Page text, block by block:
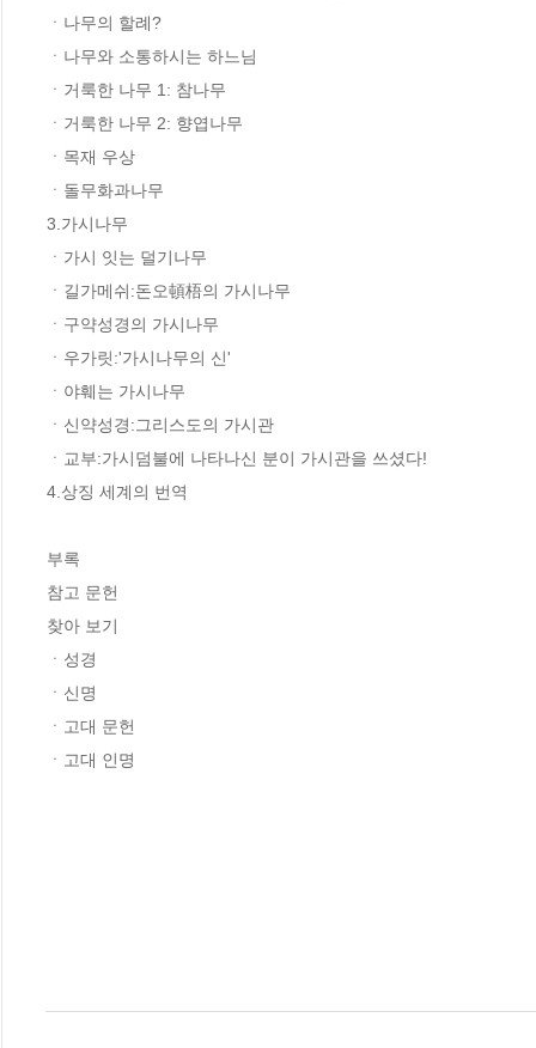
ㆍ나무의 할례?
ㆍ나무와 소통하시는 하느님
ㆍ거룩한 나무 1: 참나무
ㆍ거룩한 나무 2: 향엽나무
ㆍ목재 우상
ㆍ돌무화과나무
3.가시나무
ㆍ가시 잇는 덜기나무
ㆍ길가메쉬:돈오頓梧의 가시나무
ㆍ구약성경의 가시나무
ㆍ우가릿:'가시나무의 신'
ㆍ야훼는 가시나무
ㆍ신약성경:그리스도의 가시관
ㆍ교부:가시덤불에 나타나신 분이 가시관을 쓰셨다!
4.상징 세계의 번역
부록
참고 문헌
찾아 보기
ㆍ성경
ㆍ신명
ㆍ고대 문헌
ㆍ고대 인명